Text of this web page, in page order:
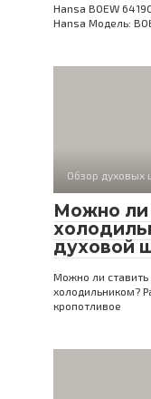
Hansa BOEW
Hansa Модель:
Обзор духовых
Можно ли
духовой
Можно ли
холодильником?
кропотливое